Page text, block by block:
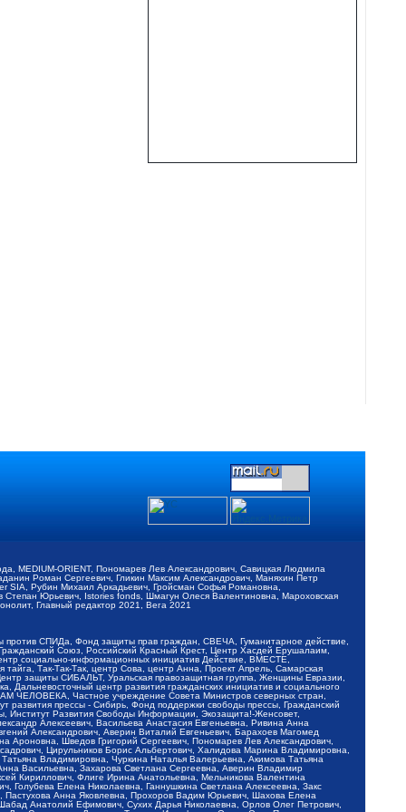
MEDIUM-ORIENT, Пономарев Лев Александрович, Савицкая Людмила
Роман Сергеевич, Гликин Максим Александрович, Маняхин Петр
Рубин Михаил Аркадьевич, Гройсман Софья Романовна,
Юрьевич, Istories fonds, Шмагун Олеся Валентиновна, Мароховская
Главный редактор 2021, Вега 2021
СПИДа, Фонд защиты прав граждан, СВЕЧА, Гуманитарное действие,
Союз, Российский Красный Крест, Центр Хасдей Ерушалаим,
социально-информационных инициатив Действие, ВМЕСТЕ,
Так-Так-Так, центр Сова, центр Анна, Проект Апрель, Самарская
защиты СИБАЛЬТ, Уральская правозащитная группа, Женщины Евразии,
Дальневосточный центр развития гражданских инициатив и социального
ЧЕЛОВЕКА, Частное учреждение Совета Министров северных стран,
прессы - Сибирь, Фонд поддержки свободы прессы, Гражданский
Институт Развития Свободы Информации, Экозащита!-Женсовет,
Алексеевич, Васильева Анастасия Евгеньевна, Ривина Анна
Александрович, Аверин Виталий Евгеньевич, Барахоев Магомед
Шведов Григорий Сергеевич, Пономарев Лев Александрович,
Цирульников Борис Альбертович, Халидова Марина Владимировна,
Владимировна, Чуркина Наталья Валерьевна, Акимова Татьяна
Васильевна, Захарова Светлана Сергеевна, Аверин Владимир
Кириллович, Флиге Ирина Анатольевна, Мельникова Валентина
Елена Николаевна, Ганнушкина Светлана Алексеевна, Закс
Анна Яковлевна, Прохоров Вадим Юрьевич, Шахова Елена
Анатолий Ефимович, Сухих Дарья Николаевна, Орлов Олег Петрович,